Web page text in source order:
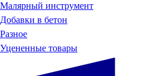
Малярный инструмент
Добавки в бетон
Разное
Уцененные товары